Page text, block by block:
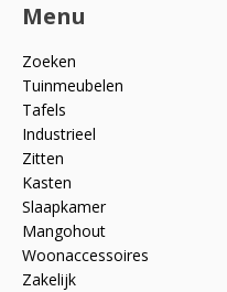
Menu
Zoeken
Tuinmeubelen
Tafels
Industrieel
Zitten
Kasten
Slaapkamer
Mangohout
Woonaccessoires
Zakelijk